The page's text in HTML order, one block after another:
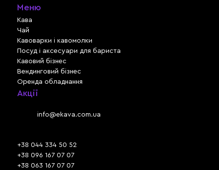
Меню
Кава
Чай
Кавоварки і кавомолки
Посуд і аксесуари для бариста
Кавовий бізнес
Вендинговий бізнес
Оренда обладнання
Акції
info@ekava.com.ua
+38 044 334 50 52
+38 096 167 07 07
+38 063 167 07 07